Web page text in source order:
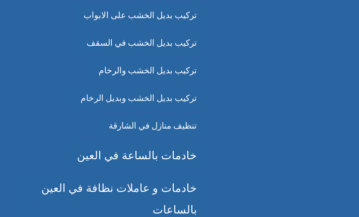
تركيب بديل الخشب على الابواب
تركيب بديل الخشب في السقف
تركيب بديل الخشب والرخام
تركيب بديل الخشب وبديل الرخام
تنظيف منازل في الشارقة
خادمات بالساعة في العين
خادمات و عاملات نظافة في العين
بالساعات